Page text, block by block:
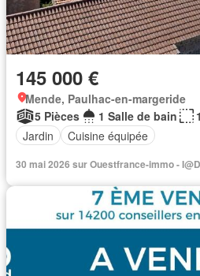
145 000 €
Mende, Paulhac-en-margeride
5 Pièces
1 Salle de bain
Jardin
Cuisine équipée
30 mai 2026 sur Ouestfrance-immo -